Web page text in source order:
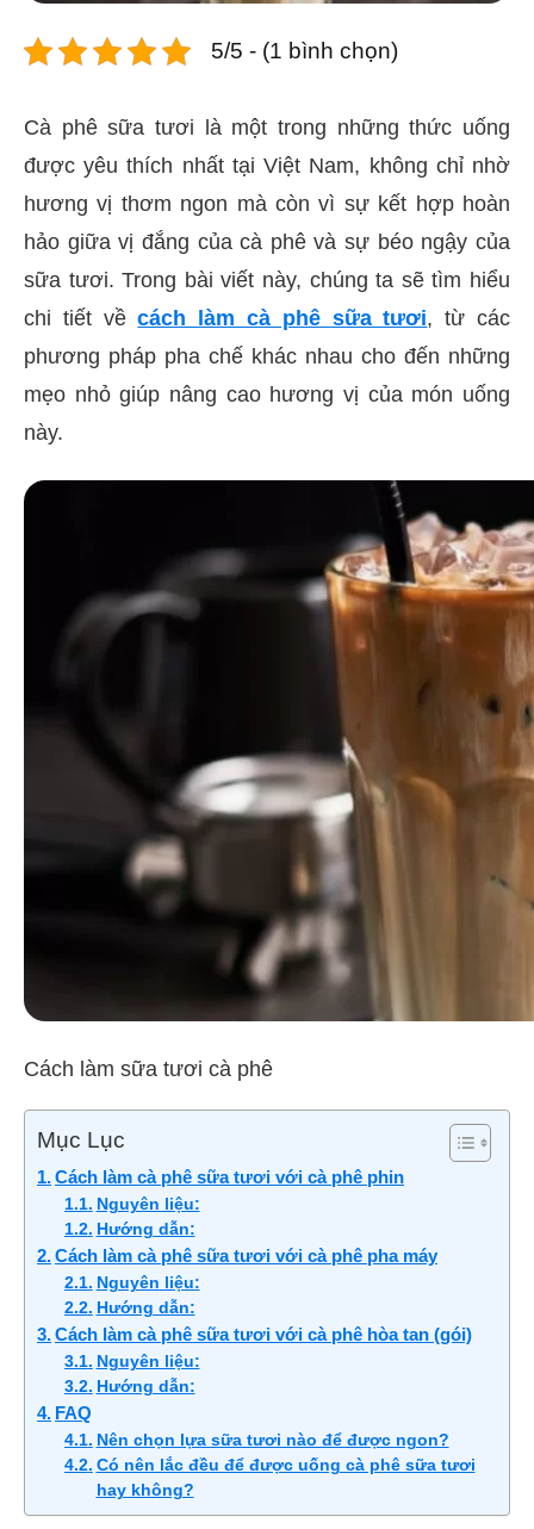
5/5 - (1 bình chọn)
Cà phê sữa tươi là một trong những thức uống
được yêu thích nhất tại Việt Nam, không chỉ nhờ
hương vị thơm ngon mà còn vì sự kết hợp hoàn
hảo giữa vị đắng của cà phê và sự béo ngậy của
sữa tươi. Trong bài viết này, chúng ta sẽ tìm hiểu
chi tiết vềcách làm cà phê sữa tươi, từ các
phương pháp pha chế khác nhau cho đến những
mẹo nhỏ giúp nâng cao hương vị của món uống
này.
Cách làm sữa tươi cà phê
Mục Lục
Cách làm cà phê sữa tươi với cà phê phin
Nguyên liệu:
Hướng dẫn:
Cách làm cà phê sữa tươi với cà phê pha máy
Nguyên liệu:
Hướng dẫn:
Cách làm cà phê sữa tươi với cà phê hòa tan (gói)
Nguyên liệu:
Hướng dẫn:
FAQ
Nên chọn lựa sữa tươi nào để được ngon?
Có nên lắc đều để được uống cà phê sữa tươi
hay không?